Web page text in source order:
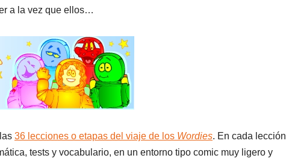
a la vez que ellos…
36 lecciones o etapas del viaje de los Wordies. En cada lección
tests y vocabulario, en un entorno tipo comic muy ligero y